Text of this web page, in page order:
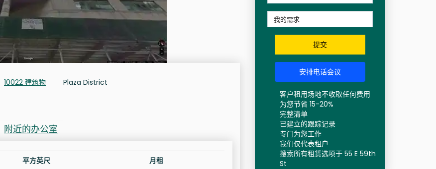
10022 建筑物 Plaza District
附近的办公室
平方英尺 月租
提交
安排电话会议
客户租用场地不收取任何费用
为您节省 15-20%
完整清单
已建立的跟踪记录
专门为您工作
我们仅代表租户
搜索所有租赁选项于 55 E 59th
St